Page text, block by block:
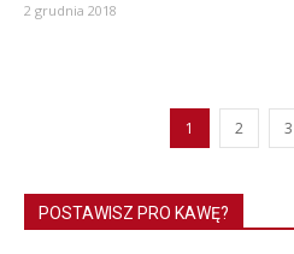
2 grudnia 2018
1 2 3
POSTAWISZ PRO KAWĘ?